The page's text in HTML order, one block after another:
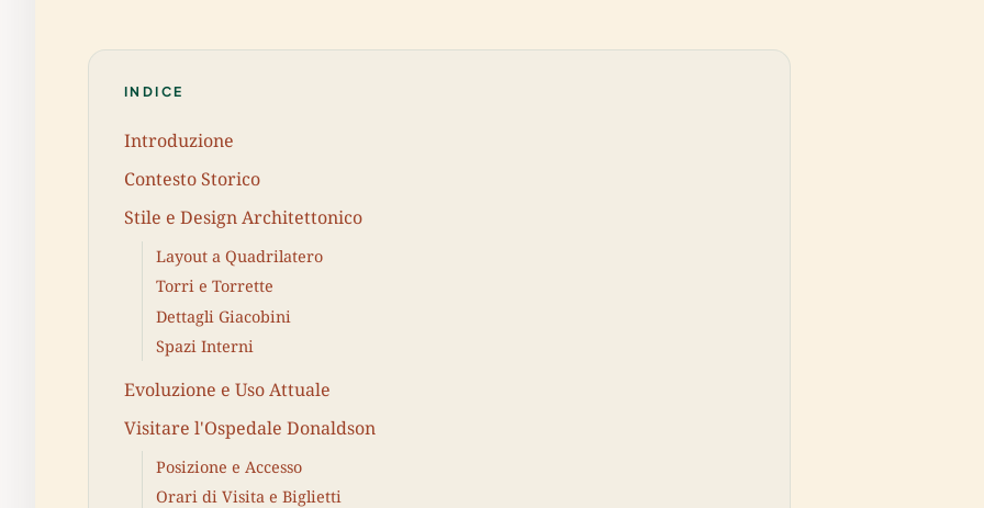
INDICE
Introduzione
Contesto Storico
Stile e Design Architettonico
Layout a Quadrilatero
Torri e Torrette
Dettagli Giacobini
Spazi Interni
Evoluzione e Uso Attuale
Visitare l'Ospedale Donaldson
Posizione e Accesso
Orari di Visita e Biglietti